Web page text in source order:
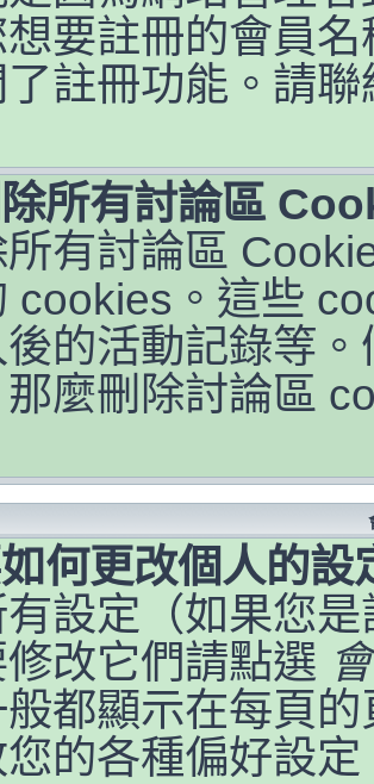
要註冊的會員
註冊功能。請
所有討論區
所有討論區
cookies。這些
的活動記錄等
那麼刪除討論區
何更改個人的設
設定（如果您
改它們請點選
都顯示在每頁
的各種偏好設定